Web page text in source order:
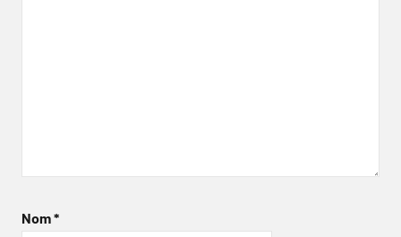
Nom*